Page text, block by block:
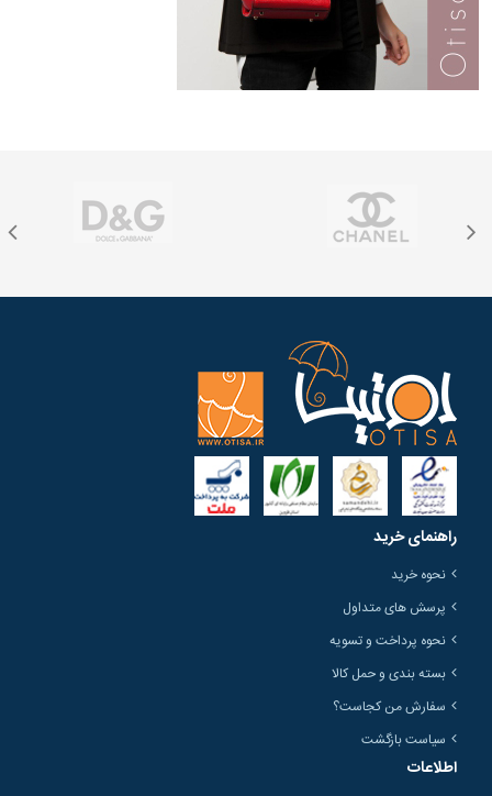
راهنمای خرید
نحوه خرید
پرسش های متداول
نحوه پرداخت و تسویه
بسته بندی و حمل کالا
سفارش من کجاست؟
سیاست بازگشت
اطلاعات